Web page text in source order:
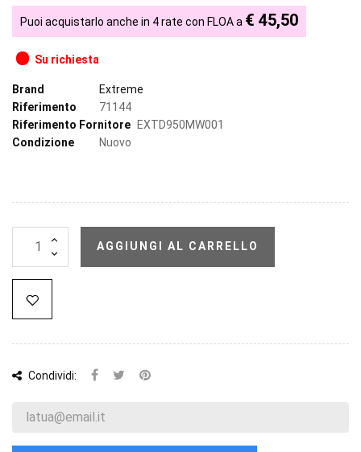
Puoi acquistarlo anche in 4 rate con FLOA a € 45,50
Su richiesta
Brand
Extreme
Riferimento
71144
Riferimento Fornitore EXTD950MW001
Condizione
Nuovo
AGGIUNGI AL CARRELLO
Condividi: